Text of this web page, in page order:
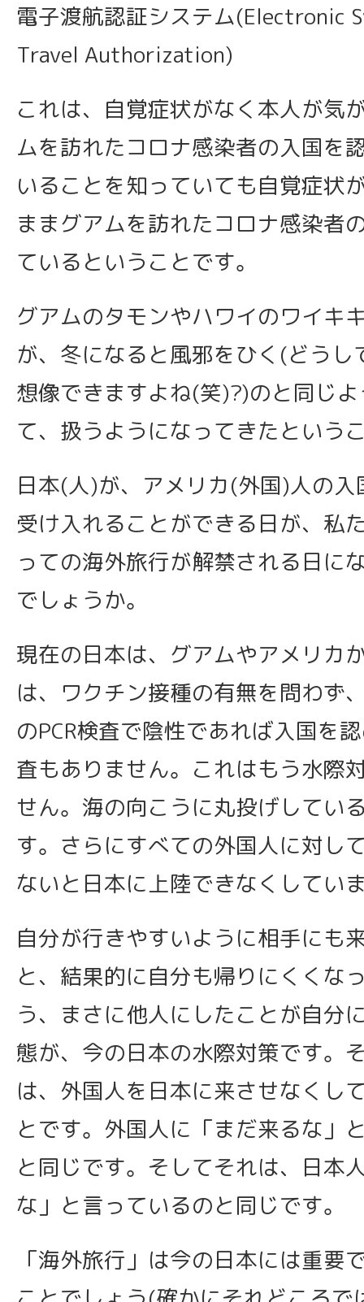
電子渡航認証システム(Electronic
Travel Authorization)
これは、自覚症状がなく本人が気
ムを訪れたコロナ感染者の入国を
いることを知っていても自覚症状
ままグアムを訪れたコロナ感染者
ているということです。
グアムのタモンやハワイのワイキ
が、冬になると風邪をひく(どうし
想像できますよね(笑)?)のと同じ
て、扱うようになってきたという
日本(人)が、アメリカ(外国)人の
受け入れることができる日が、私
っての海外旅行が解禁される日に
でしょうか。
現在の日本は、グアムやアメリカ
は、ワクチン接種の有無を問わず
のPCR検査で陰性であれば入国を
査もありません。これはもう水際
せん。海の向こうに丸投げしてい
す。さらにすべての外国人に対し
ないと日本に上陸できなくしてい
自分が行きやすいように相手にも
と、結果的に自分も帰りにくくな
う、まさに他人にしたことが自分
態が、今の日本の水際対策です。
は、外国人を日本に来させなくし
とです。外国人に「まだ来るな」
と同じです。そしてそれは、日本
な」と言っているのと同じです。
「海外旅行」は今の日本には重要